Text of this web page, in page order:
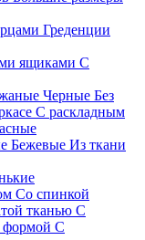
Греденции
ящиками С
Черные Без
С раскладным
Бежевые Из ткани
Со спинкой
тканью С
формой С